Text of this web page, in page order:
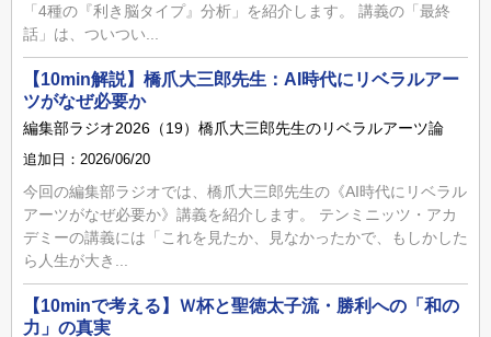
「4種の『利き脳タイプ』分析」を紹介します。 講義の「最終
話」は、ついつい...
【10min解説】橋爪大三郎先生：AI時代にリベラルアー
ツがなぜ必要か
編集部ラジオ2026（19）橋爪大三郎先生のリベラルアーツ論
追加日：2026/06/20
今回の編集部ラジオでは、橋爪大三郎先生の《AI時代にリベラル
アーツがなぜ必要か》講義を紹介します。 テンミニッツ・アカ
デミーの講義には「これを見たか、見なかったかで、もしかした
ら人生が大き...
【10minで考える】Ｗ杯と聖徳太子流・勝利への「和の
力」の真実